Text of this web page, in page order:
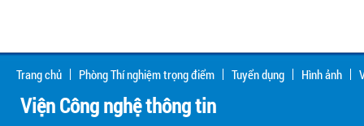
Trang chủ Phòng Thí nghiệm trọng điểm Tuyển dụng Hình ảnh
Viện Công nghệ thông tin